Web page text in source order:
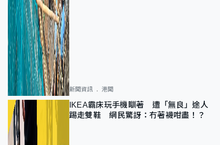
新聞資訊 港聞
IKEA霸床玩手機瞓著 遭「無良」途人
踢走雙鞋 網民驚訝：冇著襪咁盡！？